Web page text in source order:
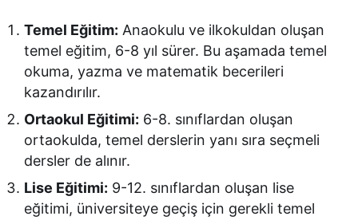
Temel Eğitim: Anaokulu ve ilkokuldan oluşan
temel eğitim, 6-8 yıl sürer. Bu aşamada temel
okuma, yazma ve matematik becerileri
kazandırılır.
Ortaokul Eğitimi: 6-8. sınıflardan oluşan
ortaokulda, temel derslerin yanı sıra seçmeli
dersler de alınır.
Lise Eğitimi: 9-12. sınıflardan oluşan lise
eğitimi, üniversiteye geçiş için gerekli temel